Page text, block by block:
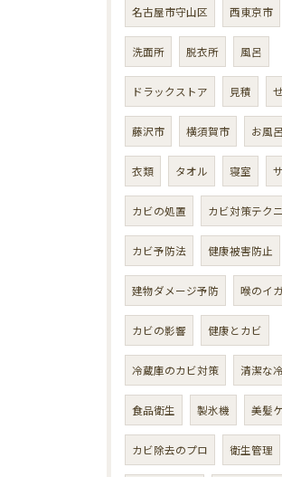
名古屋市守山区 西東京市
洗面所 脱衣所 風呂
ドラックストア 見積
藤沢市 横須賀市 お風呂
衣類 タオル 寝室
カビの処置 カビ対策テク
カビ予防法 健康被害防止
建物ダメージ予防 喉のイ
カビの影響 健康とカビ
冷蔵庫のカビ対策 清潔な
食品衛生 製氷機 美髪
カビ除去のプロ 衛生管理